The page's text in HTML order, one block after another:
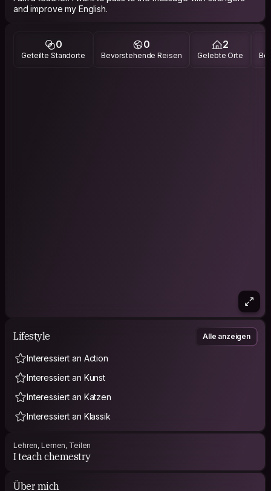
and improve my English.
0
Geteilte Standorte
0
Bevorstehende Reisen
2
Gelebte Orte
Lifestyle Alle anzeigen
Interessiert an Action
Interessiert an Kunst
Interessiert an Katzen
Interessiert an Klassik
Lehren, Lernen, Teilen
I teach chemestry
Über mich